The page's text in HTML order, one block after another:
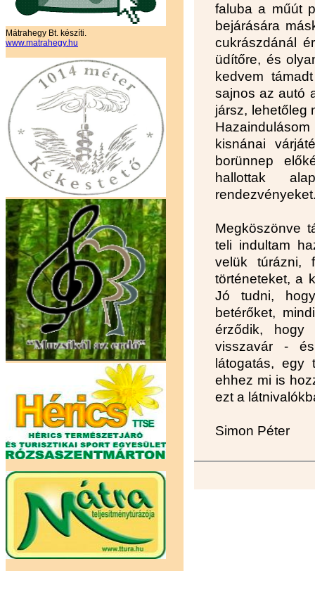
Mátrahegy Bt. készíti.
www.matrahegy.hu
faluba a műút
bejárására
cukrászdánál
üdítőre, és
kedvem
sajnos az autó
jársz, lehetőleg
kisnánai
borünnep
hallottak
Megköszönve
teli indultam
velük túrázni,
történeteket, a
Jó tudni,
betérőket,
érződik, hogy
visszavár -
látogatás, egy
ehhez mi is
ezt a
Simon Péter